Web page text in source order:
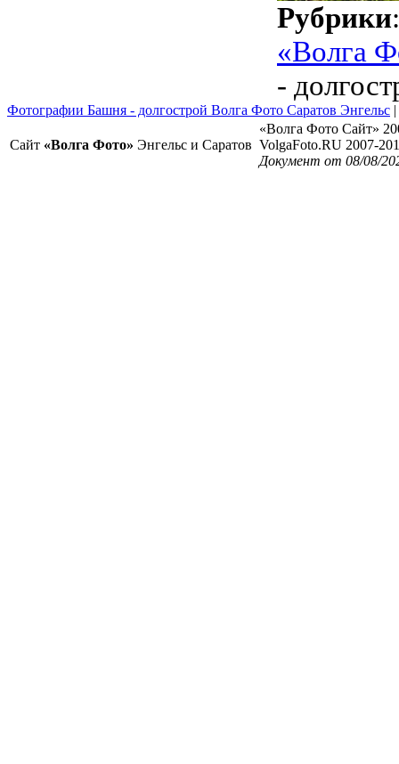
Рубрики
«Волга
-
Фотографии Башня - долгострой Волга Фото Саратов Энгельс |
Сайт «Волга Фото» Энгельс и Саратов
«Волга Фото Сайт»
VolgaFoto.RU 2007-
Документ от 08/08/